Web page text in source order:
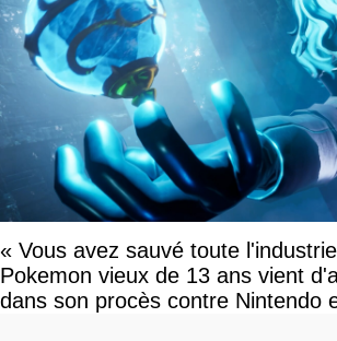
« Vous avez sauvé toute
Pokemon vieux de 13 ans vient
dans son procès contre Nintendo